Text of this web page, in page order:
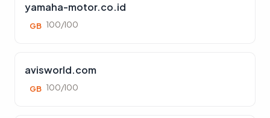
yamaha-motor.co.id
GB 100/100
avisworld.com
GB 100/100